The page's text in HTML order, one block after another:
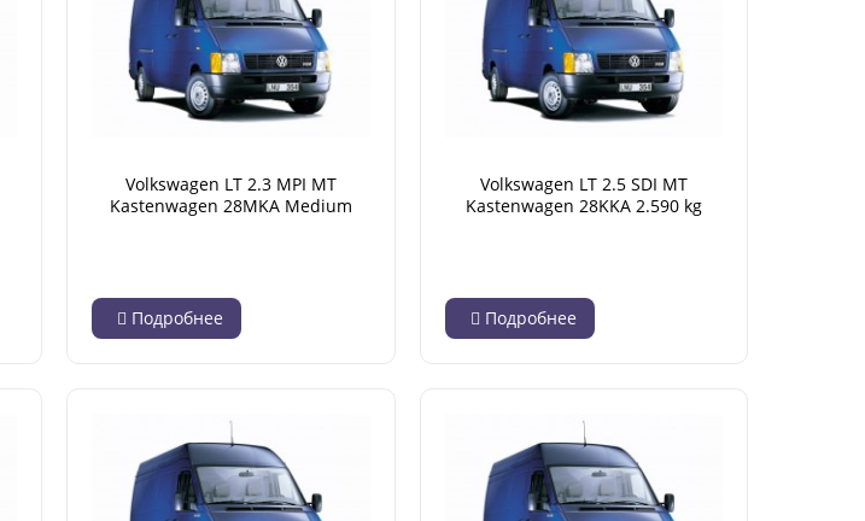
Volkswagen LT 2.3 MPI MT
Kastenwagen 28MKA Medium
Подробнее
Volkswagen LT 2.5 SDI MT
Kastenwagen 28KKA 2.590 kg
Подробнее